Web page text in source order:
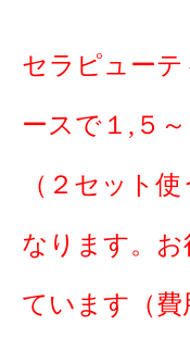
セラピュー
ースで１,５
（２セット
なります。お
ています（費